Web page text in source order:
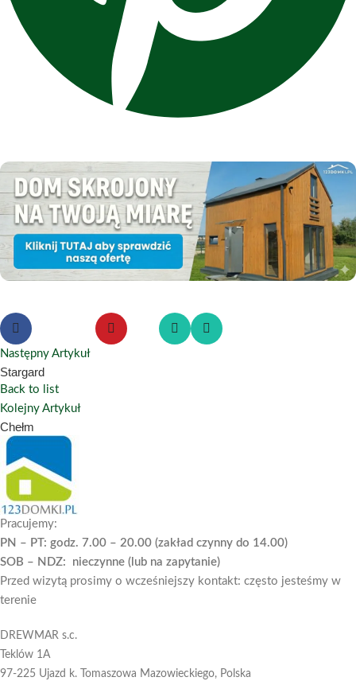
Następny Artykuł
Stargard
Back to list
Kolejny Artykuł
Chełm
Pracujemy:
PN – PT: godz. 7.00 – 20.00 (zakład czynny do 14.00)
SOB – NDZ: nieczynne (lub na zapytanie)
Przed wizytą prosimy o wcześniejszy kontakt: często jesteśmy w
terenie
DREWMAR s.c.
Teklów 1A
97-225 Ujazd k. Tomaszowa Mazowieckiego, Polska